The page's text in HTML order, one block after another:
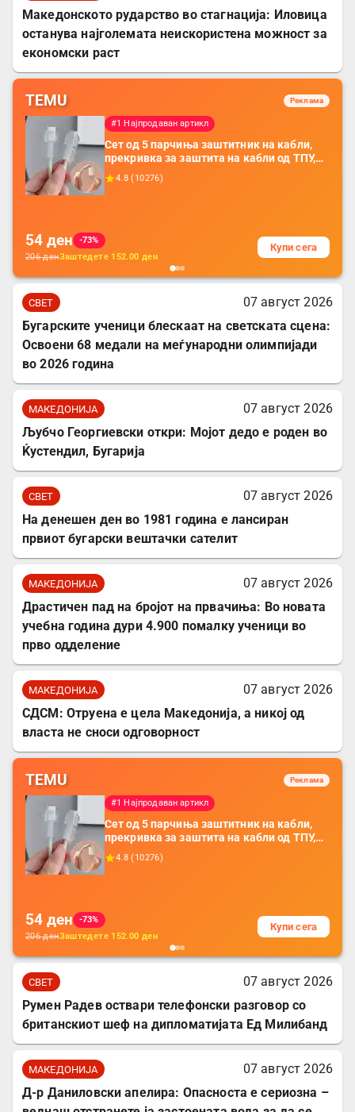
Македонското рударство во стагнација: Иловица
останува најголемата неискористена можност за
економски раст
TEMU Реклама
#1 Најпродаван артикл
Сет од 5 парчиња заштитник на кабли,
прекривка за заштита на кабли од ТПУ,
додатоци за заштита на кабли, без
батерија, за мобилни телефони, комплет
4.8 ( 10276)
54 ден
-73%
206денЗаштедете 152.00 ден
Купи сега
СВЕТ
07 август 2026
Бугарските ученици блескаат на светската сцена:
Освоени 68 медали на меѓународни олимпијади
во 2026 година
МАКЕДОНИЈА
07 август 2026
Љубчо Георгиевски откри: Мојот дедо е роден во
Ќустендил, Бугарија
СВЕТ
07 август 2026
На денешен ден во 1981 година е лансиран
првиот бугарски вештачки сателит
МАКЕДОНИЈА
07 август 2026
Драстичен пад на бројот на првачиња: Во новата
учебна година дури 4.900 помалку ученици во
прво одделение
МАКЕДОНИЈА
07 август 2026
СДСМ: Отруена е цела Македонија, а никој од
власта не сноси одговорност
TEMU Реклама
#1 Најпродаван артикл
Сет од 5 парчиња заштитник на кабли,
прекривка за заштита на кабли од ТПУ,
додатоци за заштита на кабли, без
батерија, за мобилни телефони, комплет
4.8 ( 10276)
54 ден
-73%
206денЗаштедете 152.00 ден
Купи сега
СВЕТ
07 август 2026
Румен Радев оствари телефонски разговор со
британскиот шеф на дипломатијата Ед Милибанд
МАКЕДОНИЈА
07 август 2026
Д-р Даниловски апелира: Опасноста е сериозна –